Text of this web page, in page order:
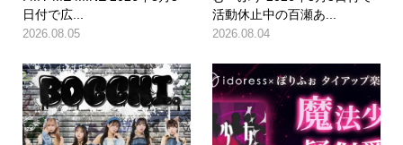
日付で広...
2026.08.05
活動休止中の百瀬あ...
2026.08.04